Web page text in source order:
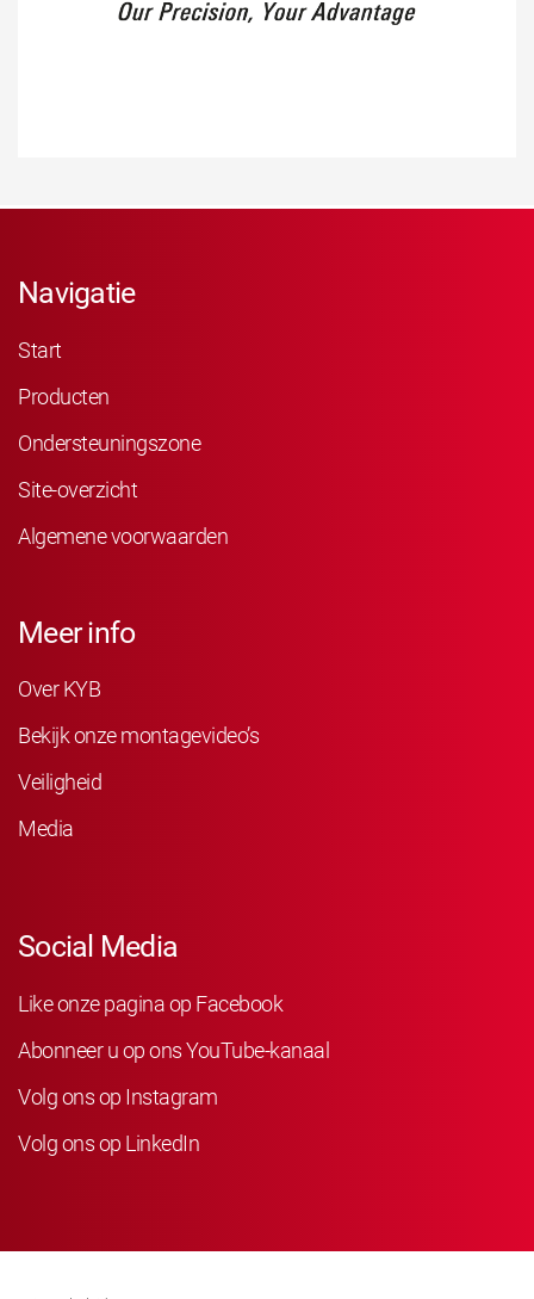
Navigatie
Start
Producten
Ondersteuningszone
Site-overzicht
Algemene voorwaarden
Meer info
Over KYB
Bekijk onze montagevideo’s
Veiligheid
Media
Social Media
Like onze pagina op Facebook
Abonneer u op ons YouTube-kanaal
Volg ons op Instagram
Volg ons op LinkedIn